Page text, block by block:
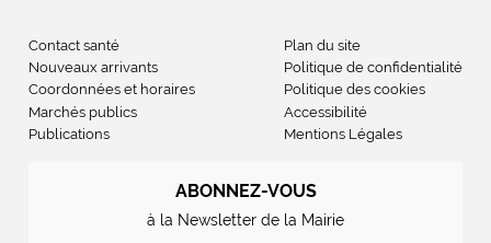
Contact santé
Nouveaux arrivants
Coordonnées et horaires
Marchés publics
Publications
Plan du site
Politique de confidentialité
Politique des cookies
Accessibilité
Mentions Légales
ABONNEZ-VOUS
à la Newsletter de la Mairie